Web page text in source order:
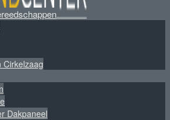
Cirkelzaag
Dakpaneel